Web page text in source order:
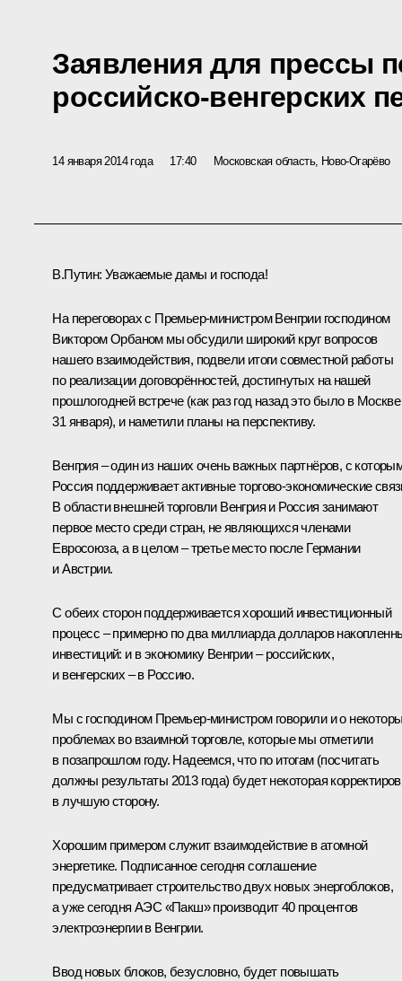
Заявления для прессы
российско-венгерских
14 января 2014 года 17:40 Московская область, Ново-Огарёво
В.Путин: Уважаемые дамы и господа!
На переговорах с Премьер-министром Венгрии господином
Виктором Орбаном мы обсудили широкий круг вопросов
нашего взаимодействия, подвели итоги совместной работы
по реализации договорённостей, достигнутых на нашей
прошлогодней встрече (как раз год назад это было в
31 января), и наметили планы на перспективу.
Венгрия – один из наших очень важных партнёров, с
Россия поддерживает активные торгово-экономические
В области внешней торговли Венгрия и Россия занимают
первое место среди стран, не являющихся членами
Евросоюза, а в целом – третье место после Германии
и Австрии.
С обеих сторон поддерживается хороший инвестиционный
процесс – примерно по два миллиарда долларов
инвестиций: и в экономику Венгрии – российских,
и венгерских – в Россию.
Мы с господином Премьер-министром говорили и о
проблемах во взаимной торговле, которые мы отметили
в позапрошлом году. Надеемся, что по итогам (посчитать
должны результаты 2013 года) будет некоторая
в лучшую сторону.
Хорошим примером служит взаимодействие в атомной
энергетике. Подписанное сегодня соглашение
предусматривает строительство двух новых энергоблоков,
а уже сегодня АЭС «Пакш» производит 40 процентов
электроэнергии в Венгрии.
Ввод новых блоков, безусловно, будет повышать